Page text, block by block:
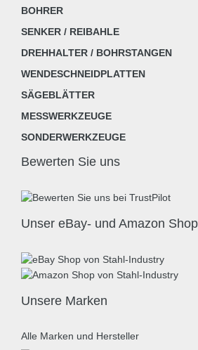
BOHRER
SENKER / REIBAHLE
DREHHALTER / BOHRSTANGEN
WENDESCHNEIDPLATTEN
SÄGEBLÄTTER
MESSWERKZEUGE
SONDERWERKZEUGE
Bewerten Sie uns
Unser eBay- und Amazon Shop
Unsere Marken
Alle Marken und Hersteller